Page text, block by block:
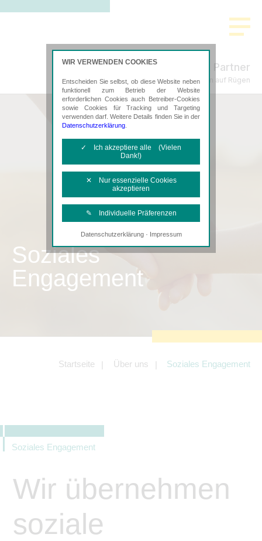
Freund & Partner
Steuerberatung in Bergen auf Rügen
Soziales
Engagement
Startseite Über uns Soziales Engagement
Soziales Engagement
Wir übernehmen
soziale
WIR VERWENDEN COOKIES
Entscheiden Sie selbst, ob diese Website neben
funktionell zum Betrieb der Website
erforderlichen Cookies auch Betreiber-Cookies
sowie Cookies für Tracking und Targeting
verwenden darf. Weitere Details finden Sie in der
Datenschutzerklärung
✓ Ich akzeptiere alle (Vielen
Dank!)
✕ Nur essenzielle Cookies
akzeptieren
✎ Individuelle Präferenzen
Notwendige Cookies
Diese Cookies sind erforderlich, um die
grundlegende Funktionalität der Website
Tracking- und Targeting-Cookies
Angebotes einschließlich der
Angeboten von z.B. Facebook und
LinkedIn.
können.
Datenschutzerklärung· Impressum